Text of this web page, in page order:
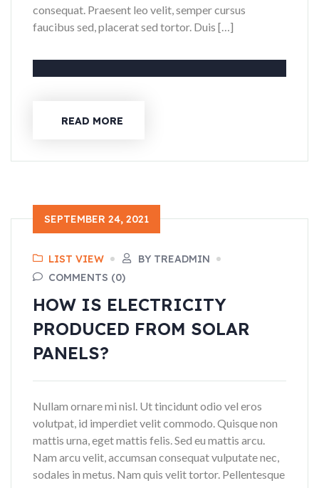
consequat. Praesent leo velit, semper cursus
faucibus sed, placerat sed tortor. Duis […]
READ MORE
SEPTEMBER 24, 2021
LIST VIEW
BY TREADMIN
COMMENTS (0)
HOW IS ELECTRICITY
PRODUCED FROM SOLAR
PANELS?
Nullam ornare mi nisl. Ut tincidunt odio vel eros
volutpat, id imperdiet velit commodo. Quisque non
mattis urna, eget mattis felis. Sed eu mattis arcu.
Nam arcu velit, accumsan consequat vulputate nec,
sodales in metus. Nam quis velit tortor. Pellentesque